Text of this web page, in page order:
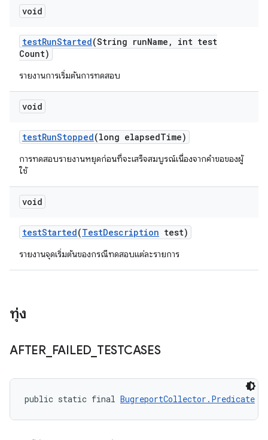
void
testRunStarted(String runName ,
int test
Count)
รายงานการเริ่มต้นการทดสอบ
void
testRunStopped(long elapsedTime)
การทดสอบรายงานหยุดก่อนที่จะเสร็จสมบูรณ์เนื่องจากคำขอของผู้
ใช้
void
testStarted(TestDescription test)
รายงานจุดเริ่มต้นของกรณีทดสอบแต่ละรายการ
ทุ่ง
AFTER_ FAILED TESTCASES
public static final BugreportCollector.Predicate